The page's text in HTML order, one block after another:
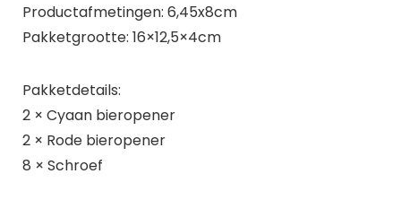
Productafmetingen: 6,45x8cm
Pakketgrootte: 16×12,5×4cm
Pakketdetails:
2 × Cyaan bieropener
2 × Rode bieropener
8 × Schroef